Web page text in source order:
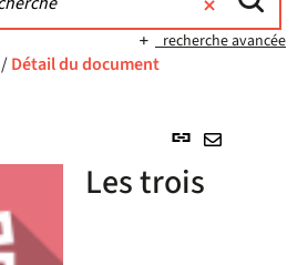
recherche avancée
/Détail du document
Lien
(Nouvelle
Les trois